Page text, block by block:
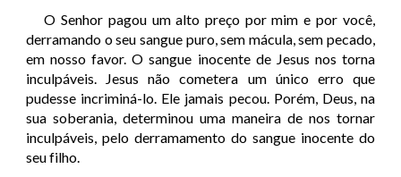
O Senhor pagou um alto preço por mim e por você,
derramando o seu sangue puro, sem mácula, sem pecado,
em nosso favor. O sangue inocente de Jesus nos torna
inculpáveis. Jesus não cometera um único erro que
pudesse incriminá-lo. Ele jamais pecou. Porém, Deus, na
sua soberania, determinou uma maneira de nos tornar
inculpáveis, pelo derramamento do sangue inocente do
seu filho.